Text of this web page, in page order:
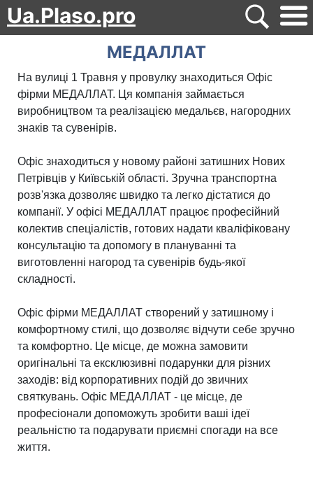
Ua.Plaso.pro
МЕДАЛЛАТ
На вулиці 1 Травня у провулку знаходиться Офіс
фірми МЕДАЛЛАТ. Ця компанія займається
виробництвом та реалізацією медальєв, нагородних
знаків та сувенірів.
Офіс знаходиться у новому районі затишних Нових
Петрівців у Київській області. Зручна транспортна
розв'язка дозволяє швидко та легко дістатися до
компанії. У офісі МЕДАЛЛАТ працює професійний
колектив спеціалістів, готових надати кваліфіковану
консультацію та допомогу в плануванні та
виготовленні нагород та сувенірів будь-якої
складності.
Офіс фірми МЕДАЛЛАТ створений у затишному і
комфортному стилі, що дозволяє відчути себе зручно
та комфортно. Це місце, де можна замовити
оригінальні та ексклюзивні подарунки для різних
заходів: від корпоративних подій до звичних
святкувань. Офіс МЕДАЛЛАТ - це місце, де
професіонали допоможуть зробити ваші ідеї
реальністю та подарувати приємні спогади на все
життя.